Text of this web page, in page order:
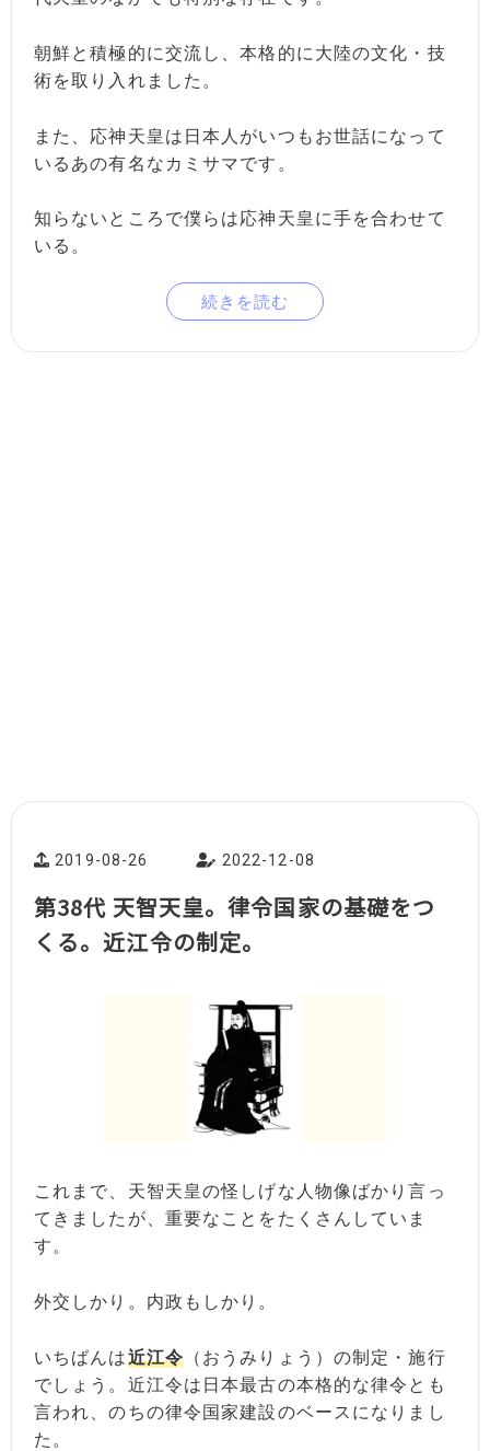
朝鮮と積極的に交流し、本格的に大陸の文化・技
術を取り入れました。
また、応神天皇は日本人がいつもお世話になって
いるあの有名なカミサマです。
知らないところで僕らは応神天皇に手を合わせて
いる。
続きを読む
2019-08-26 2022-12-08
第38代 天智天皇。律令国家の基礎をつ
くる。近江令の制定。
これまで、天智天皇の怪しげな人物像ばかり言っ
てきましたが、重要なことをたくさんしていま
す。
外交しかり。内政もしかり。
いちばんは近江令（おうみりょう）の制定・施行
でしょう。近江令は日本最古の本格的な律令とも
言われ、のちの律令国家建設のベースになりまし
た。